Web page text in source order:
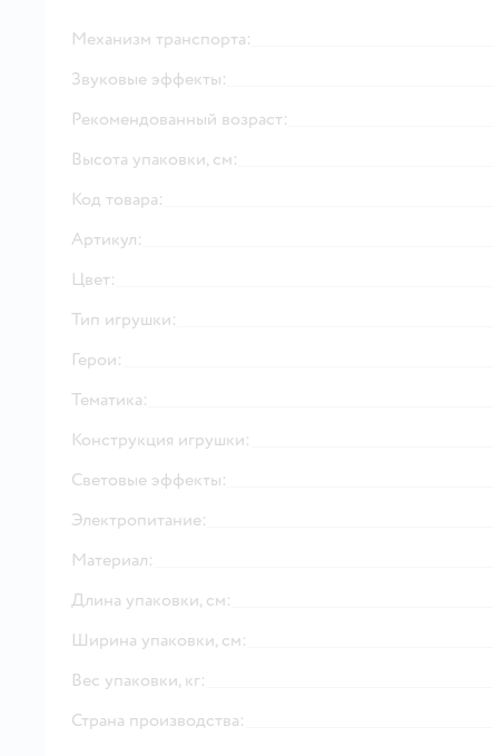
Механизм транспорта:
Звуковые эффекты:
Рекомендованный возраст:
Высота упаковки, см:
Код товара:
Артикул:
Цвет:
Тип игрушки:
Герои:
Тематика:
Конструкция игрушки:
Световые эффекты:
Электропитание:
Материал:
Длина упаковки, см:
Ширина упаковки, см:
Вес упаковки, кг:
Страна производства: